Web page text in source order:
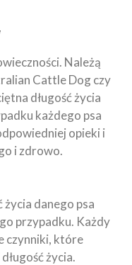
Należą
Cattle Dog czy
długość życia
każdego psa
opieki i
i zdrowo.
danego psa
przypadku. Każdy
czynniki, które
życia.